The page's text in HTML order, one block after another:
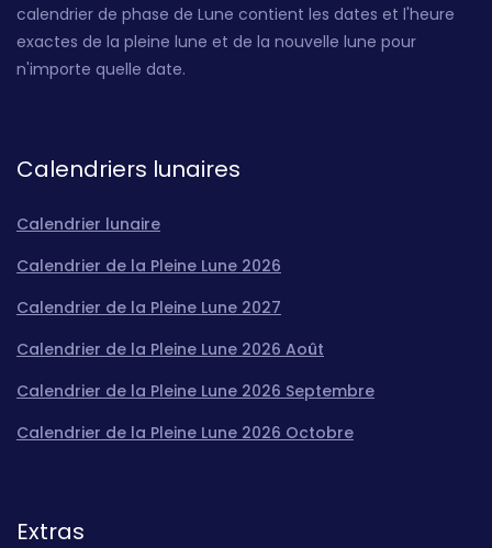
calendrier de phase de Lune contient les dates et l'heure
exactes de la pleine lune et de la nouvelle lune pour
n'importe quelle date.
Calendriers lunaires
Calendrier lunaire
Calendrier de la Pleine Lune 2026
Calendrier de la Pleine Lune 2027
Calendrier de la Pleine Lune 2026 Août
Calendrier de la Pleine Lune 2026 Septembre
Calendrier de la Pleine Lune 2026 Octobre
Extras